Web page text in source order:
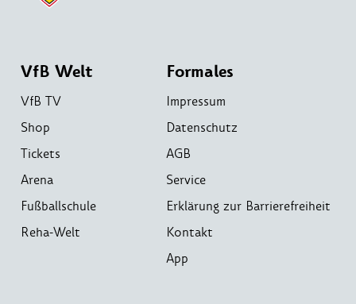
VfB Welt
VfB TV
Shop
Tickets
Arena
Fußballschule
Reha-Welt
Formales
Impressum
Datenschutz
AGB
Service
Erklärung zur Barrierefreiheit
Kontakt
App